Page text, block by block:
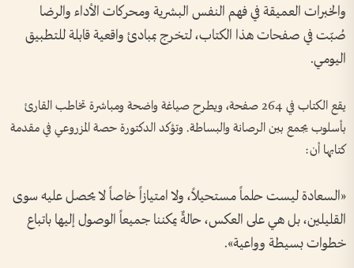
والخبرات العميقة في فهم النفس البشرية ومحركات الأداء والرضا
صُبّت في صفحات هذا الكتاب، لتخرج بمبادئ واقعية قابلة للتطبيق
اليومي.
يقع الكتاب في 264 صفحة، ويطرح صياغة واضحة ومباشرة تخاطب القارئ
بأسلوب يجمع بين الرصانة والبساطة. وتؤكد الدكتورة حصة المزروعي في مقدمة
كتابها أن:
«السعادة ليست حلماً مستحيلاً، ولا امتيازاً خاصاً لا يحصل عليه سوى
القليلين، بل هي على العكس، حالةٌ يمكننا جميعاً الوصول إليها باتباع
خطوات بسيطة وواعية».